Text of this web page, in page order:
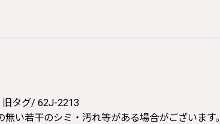
タグ/ 62J-2213
無い若干のシミ・汚れ等がある場合がございま